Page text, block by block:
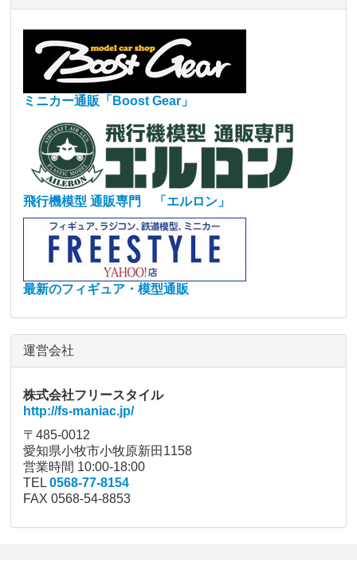
ミニカー通販「Boost Gear」
飛行機模型 通販専門 「エルロン」
最新のフィギュア・模型通販
運営会社
株式会社フリースタイル
http://fs-maniac.jp/
〒485-0012
愛知県小牧市小牧原新田1158
営業時間 10:00-18:00
TEL0568-77-8154
FAX 0568-54-8853